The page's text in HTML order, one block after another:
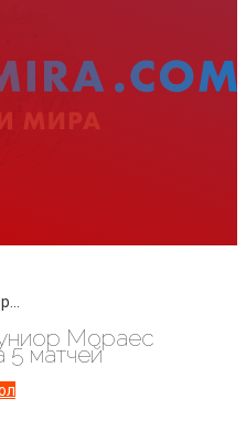
Мораес
5 матчей